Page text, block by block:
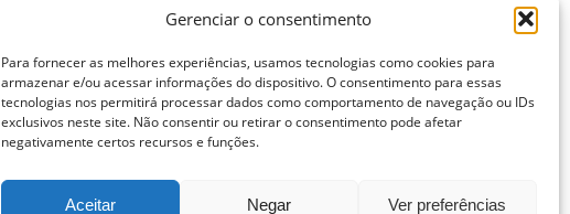
Gerenciar o consentimento
Para fornecer as melhores experiências, usamos tecnologias como cookies para
armazenar e/ou acessar informações do dispositivo. O consentimento para essas
tecnologias nos permitirá processar dados como comportamento de navegação ou IDs
exclusivos neste site. Não consentir ou retirar o consentimento pode afetar
negativamente certos recursos e funções.
Aceitar Negar Ver preferências